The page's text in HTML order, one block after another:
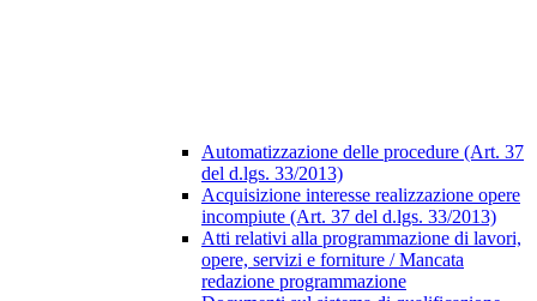
Automatizzazione delle procedure (Art. 37
del d.lgs. 33/2013)
Acquisizione interesse realizzazione opere
incompiute (Art. 37 del d.lgs. 33/2013)
Atti relativi alla programmazione di lavori,
opere, servizi e forniture / Mancata
redazione programmazione